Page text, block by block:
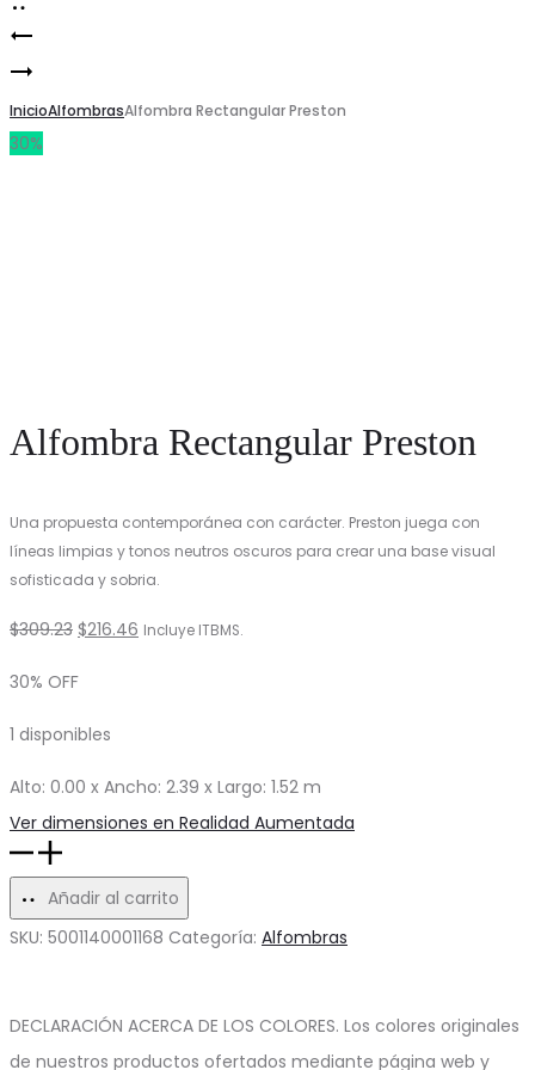
Product
navigation
Gourlie
Alfombra
Rectangular
Kingsley
InicioAlfombrasAlfombra Rectangular Preston
30%
Alfombra Rectangular Preston
Una propuesta contemporánea con carácter. Preston juega con
líneas limpias y tonos neutros oscuros para crear una base visual
sofisticada y sobria.
$309.23 El
era:
$216.46 ElIncluye ITBMS.
30% OFF
1 disponibles
Alto: 0.00 x Ancho: 2.39 x Largo: 1.52 m
Ver dimensiones en Realidad Aumentada
Alfombra
Rectangular
Preston
Añadir al carrito
SKU: 5001140001168 Categoría: Alfombras
DECLARACIÓN ACERCA DE LOS COLORES. Los colores originales
de nuestros productos ofertados mediante página web y